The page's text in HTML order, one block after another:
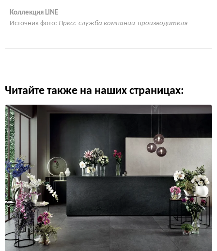
Коллекция LINE
Источник фото: Пресс-служба компании-производителя
Читайте также на наших страницах: